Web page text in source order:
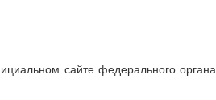
сайте федерального органа